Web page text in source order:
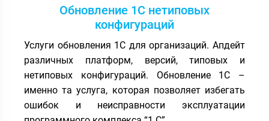
Обновление 1С нетиповых
конфигураций
Услуги обновления 1С для организаций. Апдейт
различных платформ, версий, типовых и
нетиповых конфигураций. Обновление 1С –
именно та услуга, которая позволяет избегать
ошибок и неисправности эксплуатации